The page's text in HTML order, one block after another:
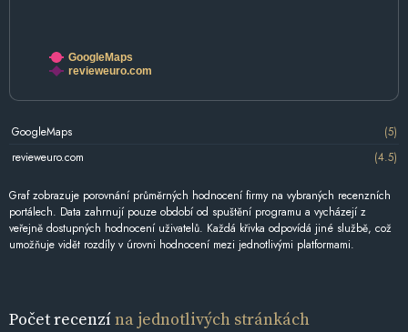
GoogleMaps
revieweuro.com
GoogleMaps
(5)
revieweuro.com
(4.5)
Graf zobrazuje porovnání průměrných hodnocení firmy na vybraných recenzních
portálech. Data zahrnují pouze období od spuštění programu a vycházejí z
veřejně dostupných hodnocení uživatelů. Každá křivka odpovídá jiné službě, což
umožňuje vidět rozdíly v úrovni hodnocení mezi jednotlivými platformami.
Počet recenzína jednotlivých stránkách